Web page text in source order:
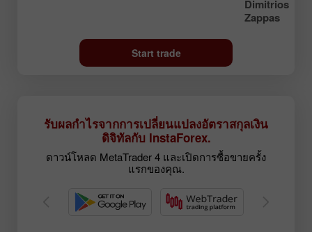
Dimitrios
Zappas
Start trade
รับผลกำไรจากการเปลี่ยนแปลงอัตราสกุลเงิน
ดิจิทัลกับ InstaForex.
ดาวน์โหลด MetaTrader 4 และเปิดการซื้อขายครั้ง
แรกของคุณ.